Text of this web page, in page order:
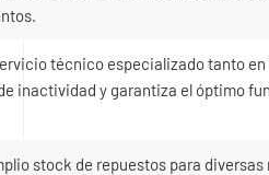
técnico especializado tanto
inactividad y garantiza el óptimo
stock de repuestos para